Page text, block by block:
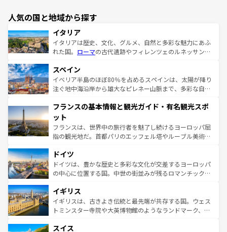
人気の国と地域から探す
イタリア
イタリアは歴史、文化、グルメ、自然と多彩な魅力にあふ
れた国。 ローマの古代遺跡やフィレンツェのルネッサンス
ろん、トスカーナの美しい田園風景やアマルフィ海岸の絶
景など、自然景観も見逃せない。観光の合間には、本場の
ピザやパスタなど、絶品のイタリア料理を堪能することも
ませてくれるイタリアで、忘れられない旅をしてみよう！
なお、新着のイタリア情報は
しい。
スペイン
イベリア半島のほぼ80％を占めるスペインは、太陽が降り
注ぐ地中海沿岸から雄大なピレネー山脈まで、多彩な自然
文化が根付くこの国では、情熱的なフラメンコ、熱気あふ
れる闘牛、そして美味しいタパスが生活の一部となってい
る。首都マドリードの洗練された雰囲気や、バルセロナの
アートに溢れた街角から、地方では古代ローマ遺跡や中世
せる。地方によって風土や気候が異なるスペインはその個
性で訪れる人を魅了する。 なお、新着のスペイン情報は コ
ンテンツ一覧を参照してほしい。
フランスの基本情報と観光ガイド・有名観光スポ
ット
フランスは、世界中の旅行者を魅了し続けるヨーロッパ屈
指の観光地だ。首都パリのエッフェル塔やルーブル美術館
で、幅広い魅力が詰まっている。華麗な宮殿、歴史的な大
聖堂、美しいビーチ、そして豊かな自然が、訪れる者を心
から魅了する。また、フランスは美食の国としても知ら
いる。シャンパンの発祥地であるランス、プロヴァンスの
香り高いラベンダー畑など、多彩な楽しみ方が可能だ。さ
らに、パリ以外の地域にも魅力が溢れており、どの街角に
れる地方に足を運ぶとそれぞれで全く異なる文化を体験で
ドイツ
ドイツは、豊かな歴史と多彩な文化が交差するヨーロッパ
の中心に位置する国。中世の街並みが残るロマンチック街
顔を持つこの国は、どこを歩いても飽きることがない。ベ
ルリンの文化的活気、バイエルン州のアルプスの絶景、そ
してライン川沿いのワイン畑といった風景は必見。ビール
は、お酒好きな人にはぜひ体験してほしい。 なお、新着の
イギリス
イギリスは、古きよき伝統と最先端が共存する国。ウェス
トミンスター寺院や大英博物館のようなランドマーク、歴
リアごとに異なる魅力がある。また、優雅なアフタヌーン
スイス